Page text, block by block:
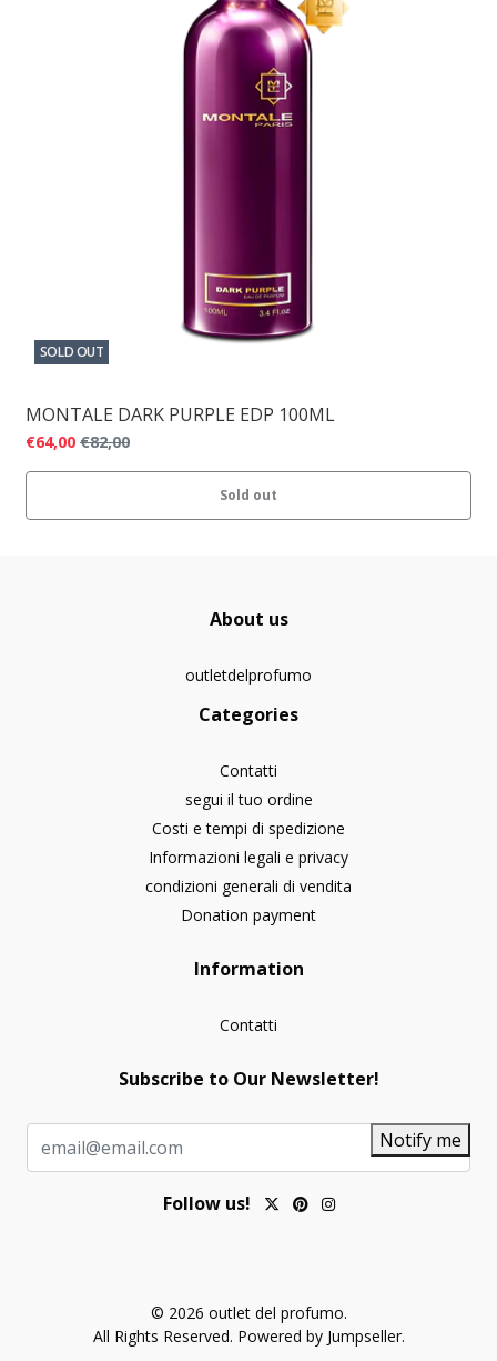
SOLD OUT
MONTALE DARK PURPLE EDP 100ML
€64,00 €82,00
Sold out
About us
outletdelprofumo
Categories
Contatti
segui il tuo ordine
Costi e tempi di spedizione
Informazioni legali e privacy
condizioni generali di vendita
Donation payment
Information
Contatti
Subscribe to Our Newsletter!
Notify me
Follow us!
© 2026 outlet del profumo.
All Rights Reserved. Powered by Jumpseller.